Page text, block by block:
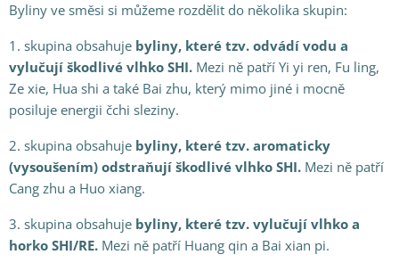
Byliny ve směsi si můžeme rozdělit do několika skupin:
1. skupina obsahuje byliny, které tzv. odvádí vodu a
vylučují škodlivé vlhko SHI. Mezi ně patří Yi yi ren, Fu ling,
Ze xie, Hua shi a také Bai zhu, který mimo jiné i mocně
posiluje energii čchi sleziny.
2. skupina obsahuje byliny, které tzv. aromaticky
(vysoušením) odstraňují škodlivé vlhko SHI. Mezi ně patří
Cang zhu a Huo xiang.
3. skupina obsahuje byliny, které tzv. vylučují vlhko a
horko SHI/RE. Mezi ně patří Huang qin a Bai xian pi.